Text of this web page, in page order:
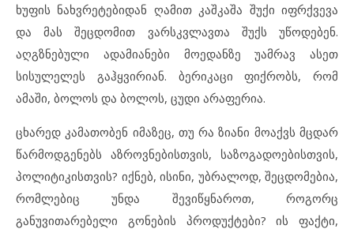
ხუფის ნახვრეტებიდან ღამით კაშკაშა შუქი იფრქვევა
და მას შეცდომით ვარსკვლავთა შუქს უწოდებენ.
აღგზნებული ადამიანები მოედანზე უამრავ ასეთ
სისულელეს გაჰყვირიან. ბერიკაცი ფიქრობს, რომ
ამაში, ბოლოს და ბოლოს, ცუდი არაფერია.
ცხარედ კამათობენ იმაზეც, თუ რა ზიანი მოაქვს მცდარ
წარმოდგენებს აზროვნებისთვის, საზოგადოებისთვის,
პოლიტიკისთვის? იქნებ, ისინი, უბრალოდ, შეცდომებია,
რომლებიც უნდა შევიწყნაროთ, როგორც
განუვითარებელი გონების პროდუქტები? ის ფაქტი,